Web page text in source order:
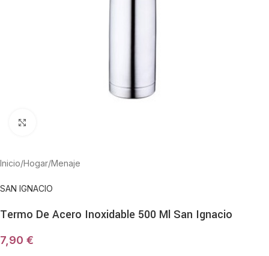
Inicio/Hogar/Menaje
SAN IGNACIO
Termo De Acero Inoxidable 500 Ml San Ignacio
7,90 €